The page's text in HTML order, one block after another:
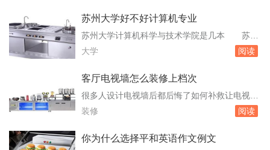
话、经营范围、注册资本、成立时间等。融资需
限、融资的具体用途以及还款来源。企业财务状
况：提供企业的资产。创业计划书企业概况怎么
苏州大学好不好计算机专业
苏州大学计算机科学与技术学院是几本 苏州
大学的本三包括文正学院和应用技术学院，其余
药、还有成教生的氏旅没，至于镇陵本急我真是
计算机貌似挺强的，俺就歼纳是苏大的。苏州大
学王牌专业有哪些 苏州大学坐落于素有“人
大学 阅读
客厅电视墙怎么装修上档次
很多人设计电视墙后都后悔了如何补救让电视墙
更实用 有使用软装修的方式、增加装饰品、
使用现在流行的软装修的方式，用心仪的壁纸，
装修 阅读
你为什么选择平和英语作文例文